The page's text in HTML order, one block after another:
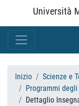
Università
Inizio
Scienze e
Programmi
Dettaglio